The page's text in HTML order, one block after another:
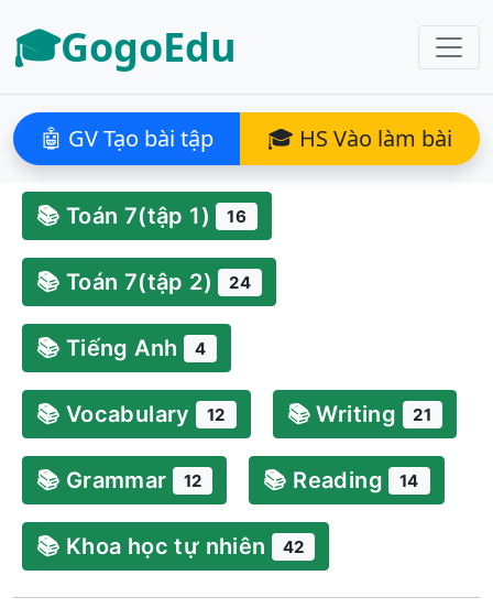
🎓GogoEdu
🤖 GV Tạo bài tập 🎓 HS Vào làm bài
📚 Toán 7(tập 1) 16
📚 Toán 7(tập 2) 24
📚 Tiếng Anh 4
📚 Vocabulary 12 📚 Writing 21
📚 Grammar 12 📚 Reading 14
📚 Khoa học tự nhiên 42